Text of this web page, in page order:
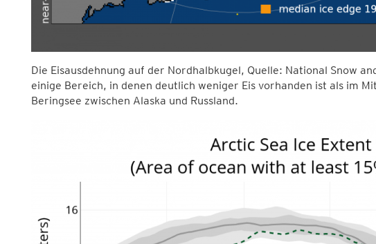
Die Eisausdehnung auf der Nordhalbkugel, Quelle: National Snow
einige Bereich, in denen deutlich weniger Eis vorhanden ist als im
Beringsee zwischen Alaska und Russland.